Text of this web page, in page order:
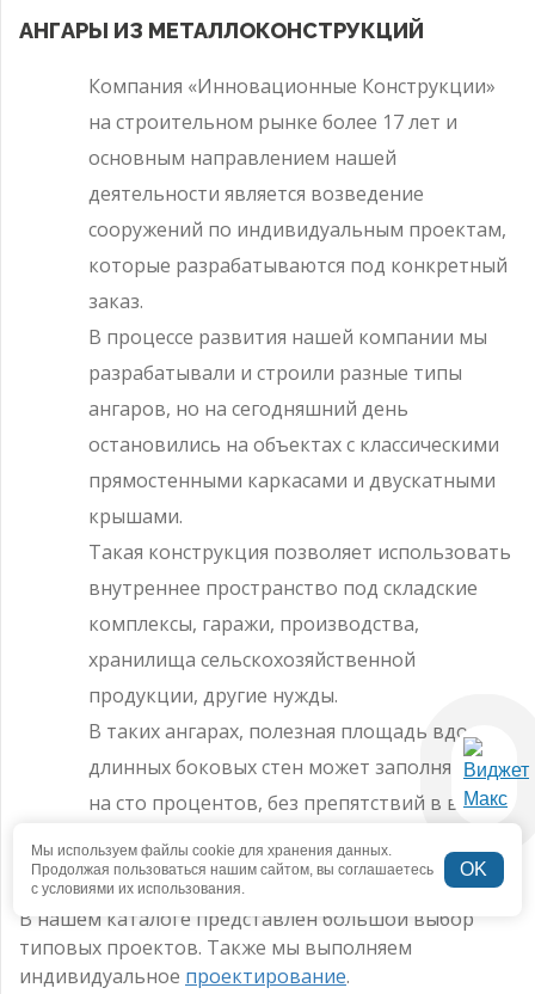
АНГАРЫ ИЗ МЕТАЛЛОКОНСТРУКЦИЙ
Компания «Инновационные Конструкции»
на строительном рынке более 17 лет и
основным направлением нашей
деятельности является возведение
сооружений по индивидуальным проектам,
которые разрабатываются под конкретный
заказ.
В процессе развития нашей компании мы
разрабатывали и строили разные типы
ангаров, но на сегодняшний день
остановились на объектах с классическими
прямостенными каркасами и двускатными
крышами.
Такая конструкция позволяет использовать
внутреннее пространство под складские
комплексы, гаражи, производства,
хранилища сельскохозяйственной
продукции, другие нужды.
В таких ангарах, полезная площадь вдоль
длинных боковых стен может заполняться
на сто процентов, без препятствий в виде
стен скошенных внутрь, как у арочных,
полигональных и шатровых конструкций.
В нашем каталоге представлен большой выбор
типовых проектов. Также мы выполняем
индивидуальное проектирование.
Мы используем файлы cookie для хранения данных.
Продолжая пользоваться нашим сайтом, вы соглашаетесь
с условиями их использования.
OK